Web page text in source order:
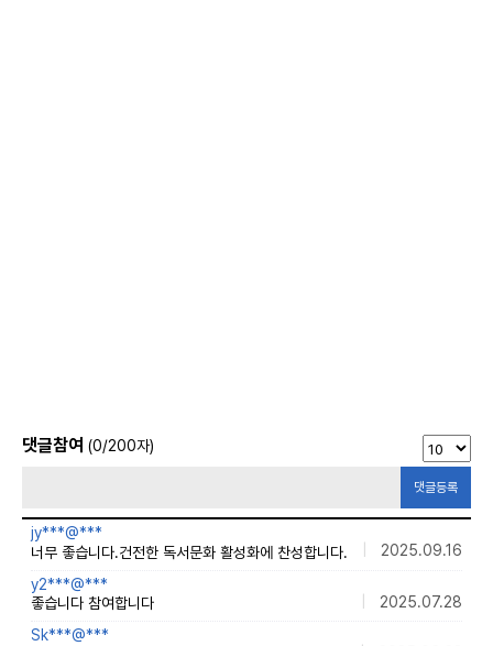
댓글참여 (0/200자)
댓글등록
jy***@***
2025.09.16
너무 좋습니다.건전한 독서문화 활성화에 찬성합니다.
y2***@***
2025.07.28
좋습니다 참여합니다
Sk***@***